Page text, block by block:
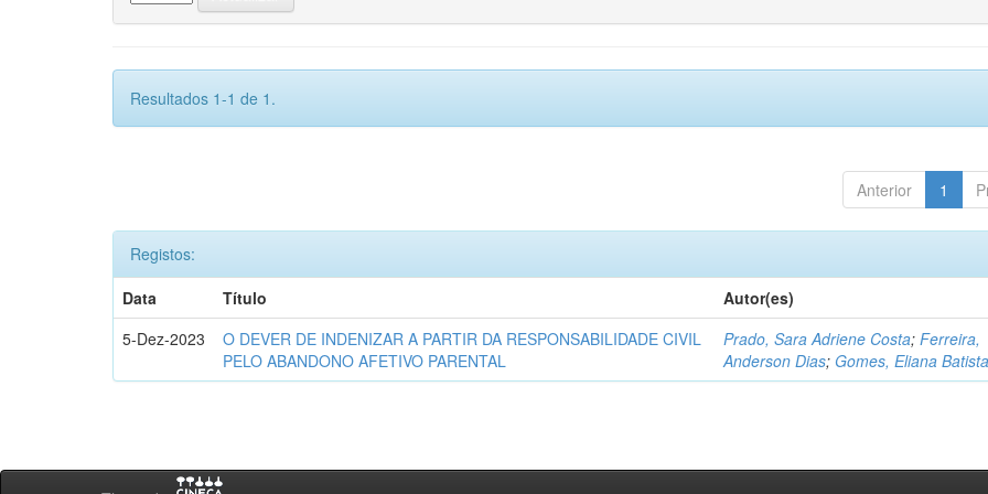
Resultados 1-1 de 1.
Anterior 1
Registos:
Data
Título
Autor(es)
5-Dez-2023
O DEVER DE INDENIZAR A PARTIR DA RESPONSABILIDADE CIVIL
PELO ABANDONO AFETIVO PARENTAL
Prado, Sara Adriene Costa;Ferreira,
Anderson Dias; Gomes, Eliana Batista